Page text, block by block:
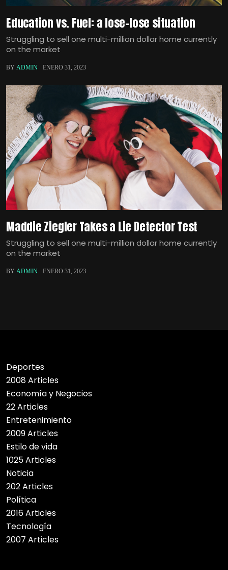
Education vs. Fuel: a lose-lose situation
Struggling to sell one multi-million dollar home currently
on the market
BY ADMIN ENERO 31, 2023
Maddie Ziegler Takes a Lie Detector Test
Struggling to sell one multi-million dollar home currently
on the market
BY ADMIN ENERO 31, 2023
Deportes
2008 Articles
Economía y Negocios
22 Articles
Entretenimiento
2009 Articles
Estilo de vida
1025 Articles
Noticia
202 Articles
Política
2016 Articles
Tecnología
2007 Articles